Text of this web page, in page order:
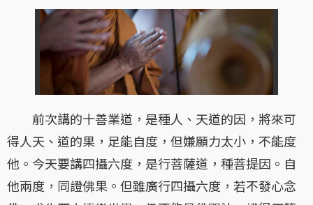
前次講的十善業道，是種人、天道的因，將來可
得人天、道的果，足能自度，但嫌願力太小，不能度
他。今天要講四攝六度，是行菩薩道，種菩提因。自
他兩度，同證佛果。但雖廣行四攝六度，若不發心念